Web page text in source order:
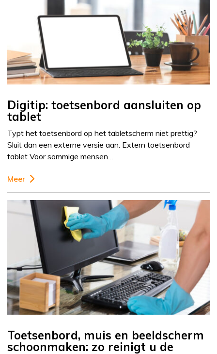
Digitip: toetsenbord aansluiten op
tablet
Typt het toetsenbord op het tabletscherm niet prettig?
Sluit dan een externe versie aan. Extern toetsenbord
tablet Voor sommige mensen…
Meer
Toetsenbord, muis en beeldscherm
schoonmaken: zo reinigt u de